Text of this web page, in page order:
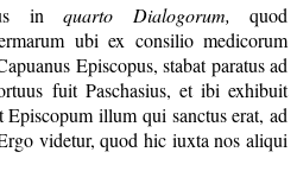
in quarto Dialogorum, quod
ubi ex consilio medicorum
Episcopus, stabat paratus ad
fuit Paschasius, et ibi exhibuit
Episcopum illum qui sanctus erat, ad
videtur, quod hic iuxta nos aliqui